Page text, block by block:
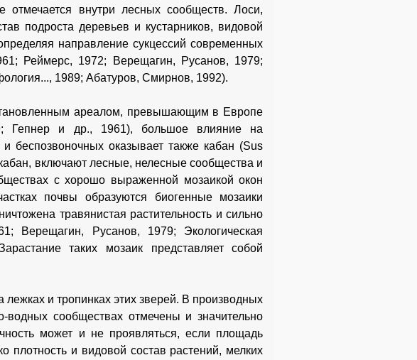
внутри лесных сообществ. Лоси,
подроста деревьев и кустарников, видовой
направление сукцессий современных
Реймерс, 1972; Верещагин, Русанов, 1979;
1989; Абатуров, Смирнов, 1992).
ареалом, превышающим в Европе
Гепнер и др., 1961), большое влияние на
беспозвоночных оказывает также кабан (Sus
включают лесные, нелесные сообщества и
с хорошо выраженной мозаикой окон
почвы образуются биогенные мозаики
травянистая растительность и сильно
Верещагин, Русанов, 1979; Экологическая
таких мозаик представляет собой
и тропинках этих зверей. В производных
сообществах отмечены и значительно
может и не проявляться, если площадь
плотность и видовой состав растений, мелких